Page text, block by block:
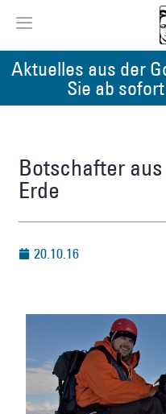
Aktuelles aus der
Sie ab
Botschafter
Erde
20.10.16